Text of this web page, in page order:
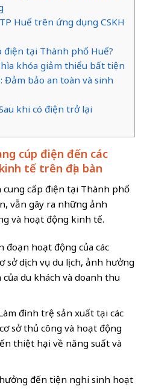
Huế trên ứng dụng CSKH
điện tại Thành phố Huế?
khóa giảm thiểu bất tiện
Đảm bảo an toàn và sinh
khi có điện trở lại
cúp điện đến các
tế trên địa bàn
cấp điện tại Thành phố
vẫn gây ra những ảnh
và hoạt động kinh tế.
đoạn hoạt động của các
sở dịch vụ du lịch, ảnh hưởng
du khách và doanh thu
đình trệ sản xuất tại các
sở thủ công và hoạt động
thiệt hại về năng suất và
đến tiện nghi sinh hoạt